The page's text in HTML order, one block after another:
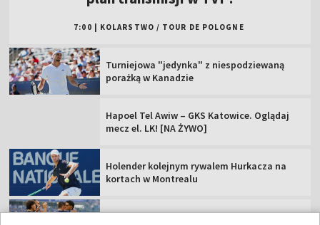
Holender kolejnym rywalem Hurkacza na
Lech walczy o Ligę Europy. Oglądaj mecz z
Czas poznać pary 1. rundy STS Pucharu
Mistrzynie Polski poznały rywalki w kolejnej